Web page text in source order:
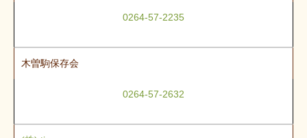
0264-57-2235
木曽駒保存会
0264-57-2632